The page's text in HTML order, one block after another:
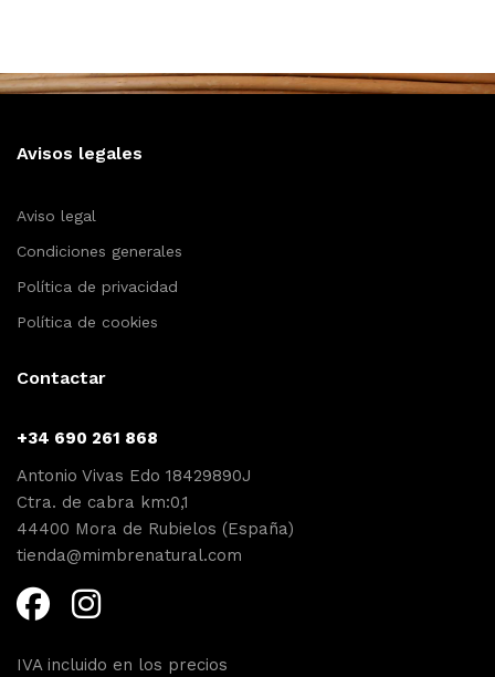
Avisos legales
Aviso legal
Condiciones generales
Política de privacidad
Política de cookies
Contactar
+34 690 261 868
Antonio Vivas Edo 18429890J
Ctra. de cabra km:0,1
44400 Mora de Rubielos (España)
tienda@mimbrenatural.com
IVA incluido en los precios